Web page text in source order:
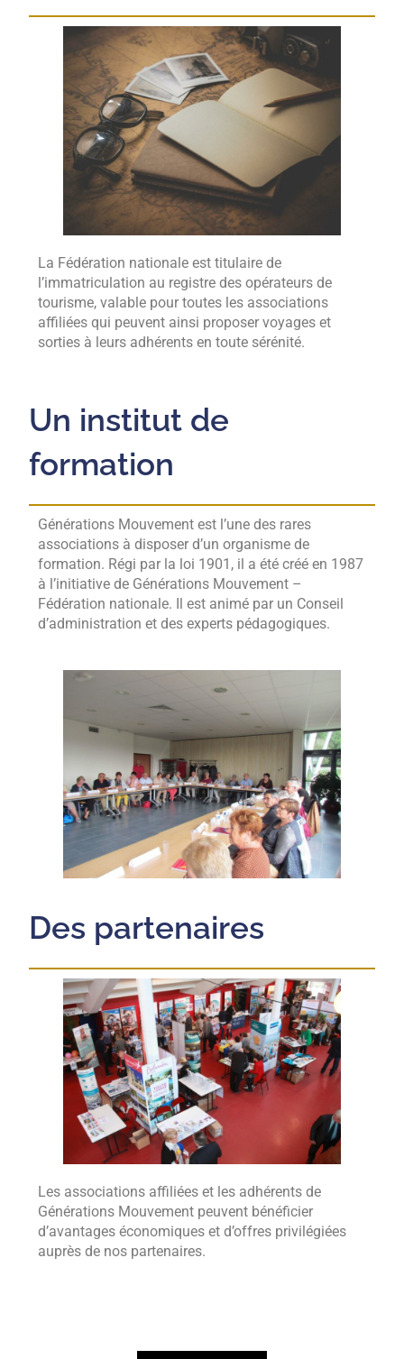
La Fédération nationale est titulaire de
l’immatriculation au registre des opérateurs de
tourisme, valable pour toutes les associations
affiliées qui peuvent ainsi proposer voyages et
sorties à leurs adhérents en toute sérénité.
Un institut de
formation
Générations Mouvement est l’une des rares
associations à disposer d’un organisme de
formation. Régi par la loi 1901, il a été créé en 1987
à l’initiative de Générations Mouvement –
Fédération nationale. Il est animé par un Conseil
d’administration et des experts pédagogiques.
Des partenaires
Les associations affiliées et les adhérents de
Générations Mouvement peuvent bénéficier
d’avantages économiques et d’offres privilégiées
auprès de nos partenaires.